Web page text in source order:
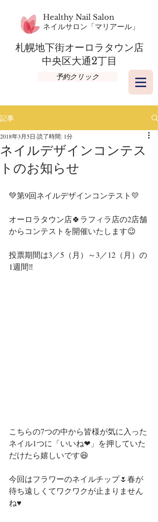
Healthy Nail Salon
​ネイルサロン「マリアール」
札幌地下街オーロラタウン店​
​中央区大通2丁目
予約クリック
記事
ネイルデザインコンテス
トのお知らせ
2018年3月5日 読了時間: 1分
💚第9回ネイルデザインコンテスト💛
オーロラタウン店🍀ラフィラ店の2店舗
からコンテストを開催いたします😉
投票期間は3／5（月）～3／12（月）の
1週間‼️
こちらの7つの中から皆様が気に入った
ネイル1つに「いいね❤」を押していた
だけたら嬉しいです😆
今回はフラワーのネイルチップ🌷春が
待ち遠しくてワクワクが止まりません
ね♥️